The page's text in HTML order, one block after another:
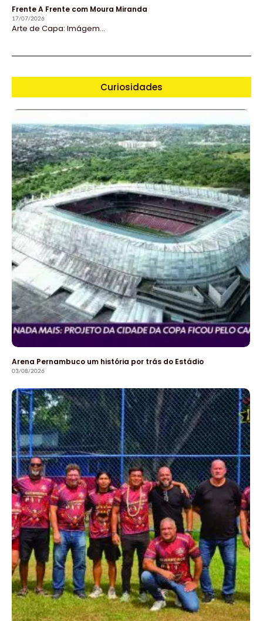
Frente A Frente com Moura Miranda
17/07/2026
Arte de Capa: Imágem...
Curiosidades
Arena Pernambuco um história por trás do Estádio
03/08/2026